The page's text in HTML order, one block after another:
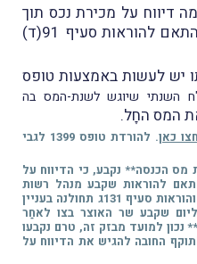
דיווח על מכירת נכס תוך
30 יום מיום המכירה. זאת, בהתאם להוראות סעיף 91(ד)
יש לעשות באמצעות טופס
השנתי שיוגש לשנת-המס בה
המס החָל.
כאן
. להורדת טופס 1399 לגבי
תיקון 210 לפקודת מס הכנסה** נקבע, כי הדיווח על
להוראות שקבע מנהל רשות
המסים לפי סעיף 131ג(ד) לפקודה והוראות סעיף 131ג תחולנה בעניין
שקבע שר האוצר בצו לאחַר
לפי סעיף 131ג(ד).*** נכון למועד מבזק זה, טרם נקבעו
החובה להגיש את הדיווח על